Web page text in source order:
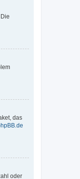
das
oder